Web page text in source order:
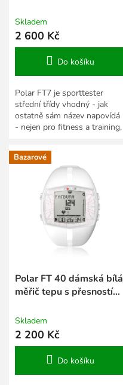
baterií
Skladem
2 600 Kč
Do košíku
Polar FT7 je sporttester
střední třídy vhodný - jak
ostatně sám název napovídá
- nejen pro fitness a training,
aktivity. Disponuje...
Bazarové
Polar FT 40 dámská bílá
měřič tepu s přesností
Skladem
2 200 Kč
Do košíku